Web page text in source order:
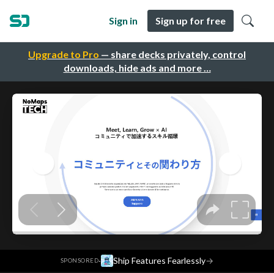
Upgrade to Pro — share decks privately, control
downloads, hide ads and more …
Sign in Sign up for free
SPONSORED· Ship Features Fearlessly→